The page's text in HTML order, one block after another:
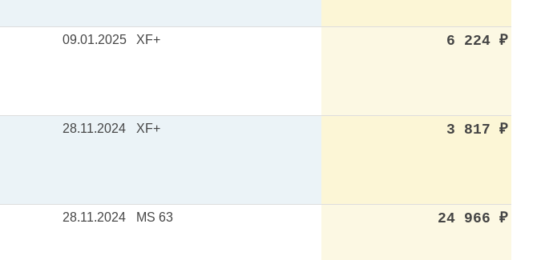
09.01.2025 XF+ 6 224 ₽
28.11.2024 XF+ 3 817 ₽
28.11.2024 MS 63 24 966 ₽